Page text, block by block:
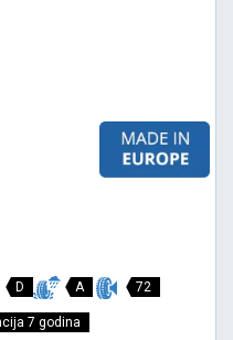
D A 72
7 godina